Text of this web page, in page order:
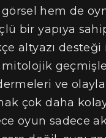
hem de
bir yapıya
altyazı
ve
çok daha
oyun sadece